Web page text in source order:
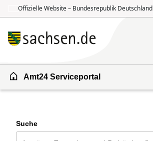
Offizielle Website – Bundesrepublik Deutschland
Amt24 Serviceportal
Suche